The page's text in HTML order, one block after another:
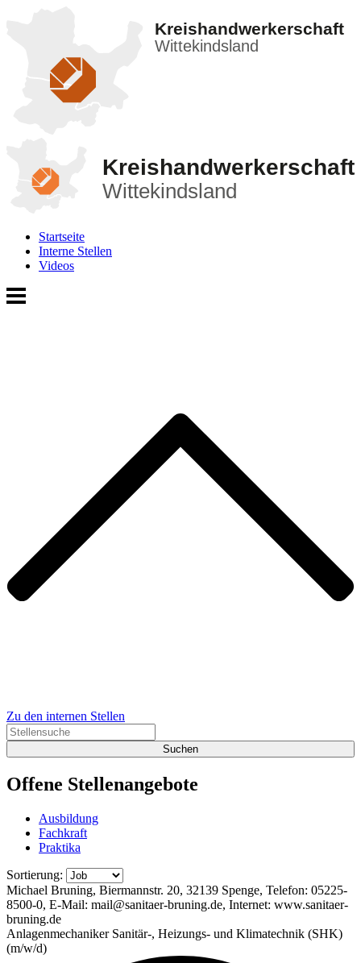
Kreishandwerkerschaft
Wittekindsland
Kreishandwerkerschaft
Wittekindsland
Startseite
Interne Stellen
Videos
Zu den internen Stellen
Offene Stellenangebote
Ausbildung
Fachkraft
Praktika
Sortierung:
Michael Bruning, Biermannstr. 20, 32139 Spenge, Telefon: 05225-
8500-0, E-Mail: mail@sanitaer-bruning.de, Internet: www.sanitaer-
bruning.de
Anlagenmechaniker Sanitär-, Heizungs- und Klimatechnik (SHK)
(m/w/d)